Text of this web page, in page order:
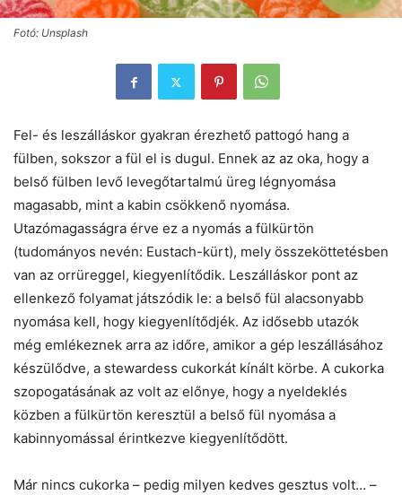
Fotó: Unsplash
Fel- és leszálláskor gyakran érezhető pattogó hang a
fülben, sokszor a fül el is dugul. Ennek az az oka, hogy a
belső fülben levő levegőtartalmú üreg légnyomása
magasabb, mint a kabin csökkenő nyomása.
Utazómagasságra érve ez a nyomás a fülkürtön
(tudományos nevén: Eustach-kürt), mely összeköttetésben
van az orrüreggel, kiegyenlítődik. Leszálláskor pont az
ellenkező folyamat játszódik le: a belső fül alacsonyabb
nyomása kell, hogy kiegyenlítődjék. Az idősebb utazók
még emlékeznek arra az időre, amikor a gép leszállásához
készülődve, a stewardess cukorkát kínált körbe. A cukorka
szopogatásának az volt az előnye, hogy a nyeldeklés
közben a fülkürtön keresztül a belső fül nyomása a
kabinnyomással érintkezve kiegyenlítődött.
Már nincs cukorka – pedig milyen kedves gesztus volt… –